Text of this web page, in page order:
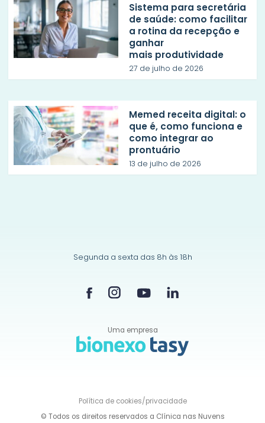
Sistema para secretária
de saúde: como facilitar
a rotina da recepção e
ganhar
mais produtividade
27 de julho de 2026
Memed receita digital: o
que é, como funciona e
como integrar ao
prontuário
13 de julho de 2026
Segunda a sexta das 8h às 18h
Uma empresa
Política decookies/privacidade
© Todos os direitos reservados a Clínica nas Nuvens